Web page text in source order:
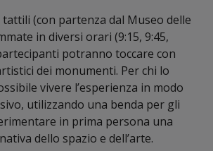
(con partenza dal Museo delle
in diversi orari (9:15, 9:45,
potranno toccare con
dei monumenti. Per chi lo
vivere l’esperienza in modo
utilizzando una benda per gli
in prima persona una
dello spazio e dell’arte.